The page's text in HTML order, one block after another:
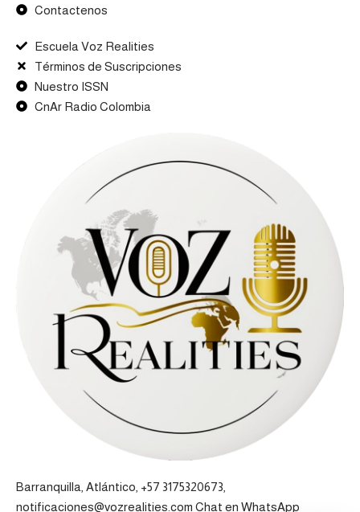
Contactenos
Escuela Voz Realities
Términos de Suscripciones
Nuestro ISSN
CnAr Radio Colombia
Barranquilla, Atlántico, +57 3175320673,
notificaciones@vozrealities.com Chat en WhatsApp